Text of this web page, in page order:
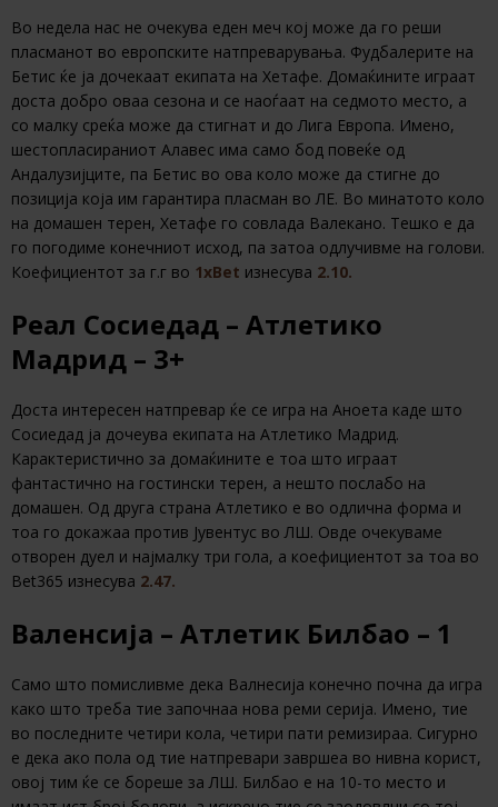
Во недела нас не очекува еден меч кој може да го реши
пласманот во европските натпреварувања. Фудбалерите на
Бетис ќе ја дочекаат екипата на Хетафе. Домаќините играат
доста добро оваа сезона и се наоѓаат на седмото место, а
со малку среќа може да стигнат и до Лига Европа. Имено,
шестопласираниот Алавес има само бод повеќе од
Андалузијците, па Бетис во ова коло може да стигне до
позиција која им гарантира пласман во ЛЕ. Во минатото коло
на домашен терен, Хетафе го совлада Валекано. Тешко е да
го погодиме конечниот исход, па затоа одлучивме на голови.
Коефициентот за г.г во 1xBet изнесува 2.10.
Реал Сосиедад – Атлетико
Мадрид – 3+
Доста интересен натпревар ќе се игра на Аноета каде што
Сосиедад ја дочеува екипата на Атлетико Мадрид.
Карактеристично за домаќините е тоа што играат
фантастично на гостински терен, а нешто послабо на
домашен. Од друга страна Атлетико е во одлична форма и
тоа го докажаа против Јувентус во ЛШ. Овде очекуваме
отворен дуел и најмалку три гола, а коефициентот за тоа во
Bet365 изнесува 2.47.
Валенсија – Атлетик Билбао – 1
Само што помисливме дека Валнесија конечно почна да игра
како што треба тие започнаа нова реми серија. Имено, тие
во последните четири кола, четири пати ремизираа. Сигурно
е дека ако пола од тие натпревари завршеа во нивна корист,
овој тим ќе се бореше за ЛШ. Билбао е на 10-то место и